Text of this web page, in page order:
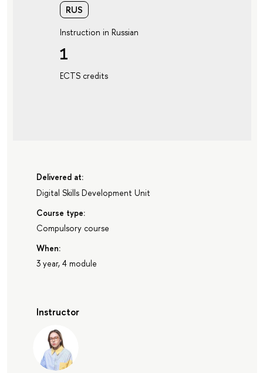
RUS
Instruction in Russian
1
ECTS credits
Delivered at:
Digital Skills Development Unit
Course type:
Compulsory course
When:
3 year, 4 module
Instructor